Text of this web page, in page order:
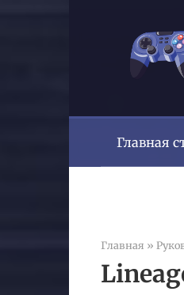
Главная
Главная »